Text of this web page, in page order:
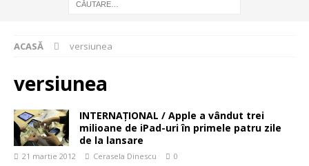
ACASĂ versiunea
versiunea
INTERNAŢIONAL / Apple a vândut trei
milioane de iPad-uri în primele patru zile
de la lansare
21 martie 2012 Cerasela Dinescu 0